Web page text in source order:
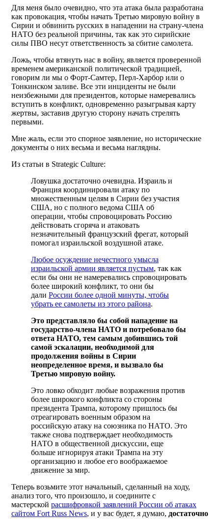
Для меня было очевидно, что эта атака была разработана
как провокация, чтобы начать Третью мировую войну в
Сирии и обвинить русских в нападении на страну-члена
НАТО без реальной причины, так как это сирийские
силы ПВО несут ответственность за сбитие самолета.
Ложь, чтобы втянуть нас в войну, является проверенной
временем американской политической традицией,
говорим ли мы о Форт-Самтер, Перл-Харбор или о
Тонкинском заливе. Все эти инциденты не были
неизбежными для президентов, которые намеревались
вступить в конфликт, одновременно разыгрывая карту
жертвы, заставив другую сторону начать стрелять
первыми.
Мне жаль, если это спорное заявление, но исторические
документы о них весьма и весьма наглядны.
Из статьи в Strategic Culture:
Ловушка достаточно очевидна. Израиль и
Франция координировали атаку по
множественным целям в Сирии без участия
США, но с полного ведома США об
операции, чтобы спровоцировать Россию
действовать сгоряча и атаковать
незначительный французский фрегат, который
помогал израильской воздушной атаке.
Любое осуждение нечестного умысла
израильской армии является пустым, так как
если бы они не намеревались спровоцировать
более широкий конфликт, то они бы
дали России более одной минуты, чтобы
убрать ее самолеты из этого района.
Это представляло бы собой нападение на
государство-члена НАТО и потребовало бы
ответа НАТО, тем самым добившись той
самой эскалации, необходимой для
продолжения войны в Сирии
неопределенное время, и вызвало бы
Третью мировую войну.
Это ловко обходит любые возражения против
более широкого конфликта со стороны
президента Трампа, которому пришлось бы
отреагировать военным образом на
российскую атаку на союзника по НАТО. Это
также снова подтверждает необходимость
НАТО в общественной дискуссии, еще
больше игнорируя атаки Трампа на эту
организацию и любое его воображаемое
движение за мир.
Теперь возьмите этот начальный, сделанный на ходу,
анализ того, что произошло, и соедините с
мастерской расшифровкой заявлений России об атаках
сайтом Fort Russ News, и у вас будет, я думаю, достаточно